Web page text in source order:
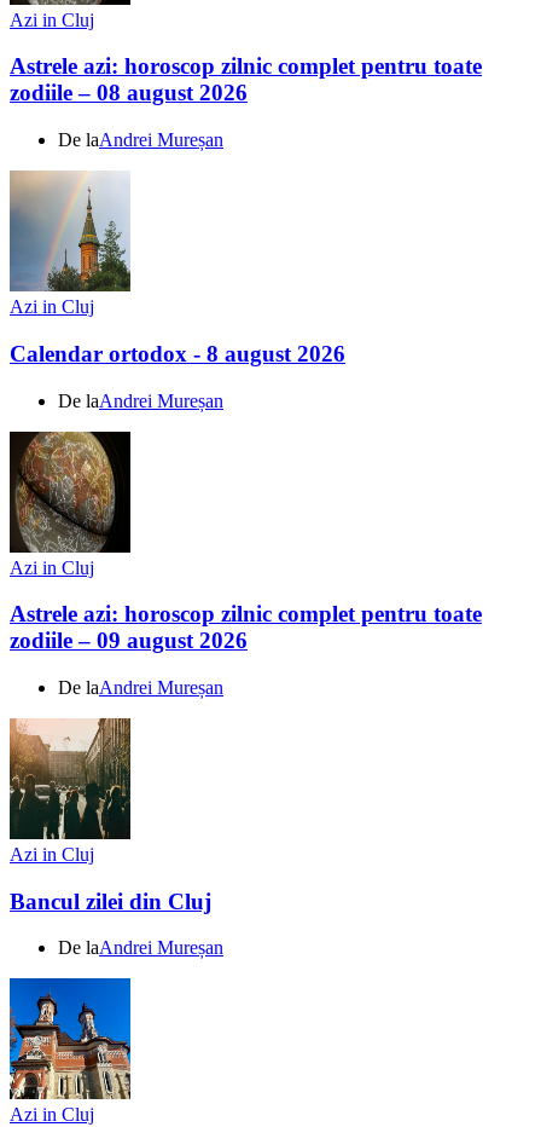
Azi in Cluj
Astrele azi: horoscop zilnic complet pentru toate
zodiile – 08 august 2026
De laAndrei Mureșan
Azi in Cluj
Calendar ortodox - 8 august 2026
De laAndrei Mureșan
Azi in Cluj
Astrele azi: horoscop zilnic complet pentru toate
zodiile – 09 august 2026
De laAndrei Mureșan
Azi in Cluj
Bancul zilei din Cluj
De laAndrei Mureșan
Azi in Cluj